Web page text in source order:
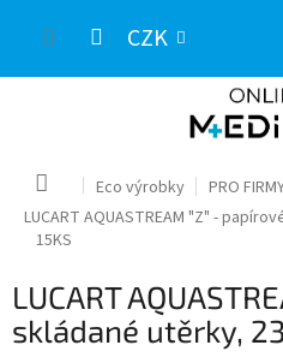
CZK
Domů Eco výrobky
PRO
LUCART AQUASTREAM "Z" -
15KS
LUCART
skládané utěrky,